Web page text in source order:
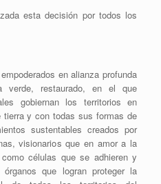
esta decisión por todos los
en alianza profunda
verde, restaurado, en el que
gobiernan los territorios en
tierra y con todas sus formas de
sustentables creados por
visionarios que en amor a la
células que se adhieren y
que logran proteger la